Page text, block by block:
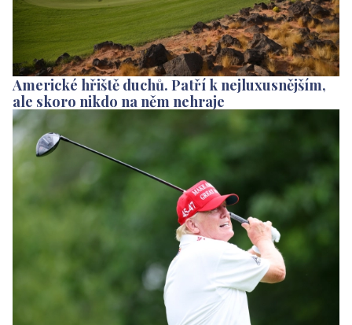
Americké hřiště duchů. Patří k nejluxusnějším,
ale skoro nikdo na něm nehraje